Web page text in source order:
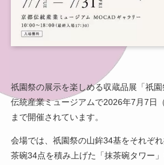
祇園祭の展示を楽しめる収蔵品展「祇
伝統産業ミュージアムで2026年7月7日
まで開催されています。
会場では、祇園祭の山鉾34基をそれぞ
茶碗34点を積み上げた「抹茶碗タワー